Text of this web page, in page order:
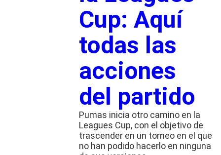
Cup: Aquí
todas las
acciones
del partido
Pumas inicia otro camino en la
Leagues Cup, con el objetivo de
trascender en un torneo en el que
no han podido hacerlo en ninguna